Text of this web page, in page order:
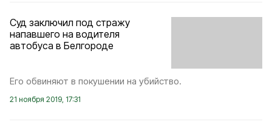
Суд заключил под стражу
напавшего на водителя
автобуса в Белгороде
Его обвиняют в покушении на убийство.
21 ноября 2019, 17:31